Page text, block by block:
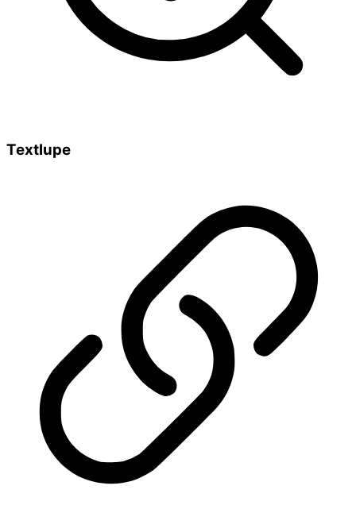
Textlupe